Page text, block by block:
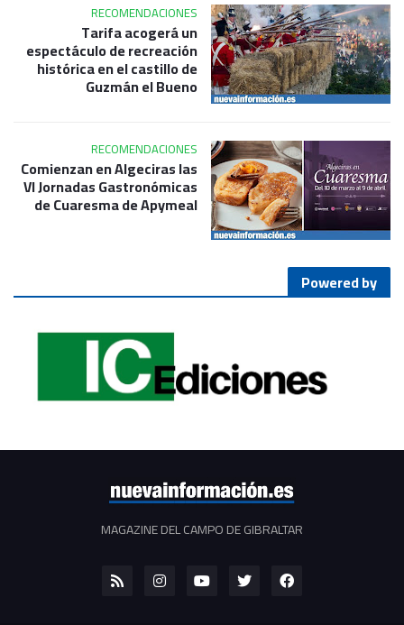
RECOMENDACIONES
Tarifa acogerá un
espectáculo de recreación
histórica en el castillo de
Guzmán el Bueno
RECOMENDACIONES
Comienzan en Algeciras las
VI Jornadas Gastronómicas
de Cuaresma de Apymeal
Powered by
MAGAZINE DEL CAMPO DE GIBRALTAR